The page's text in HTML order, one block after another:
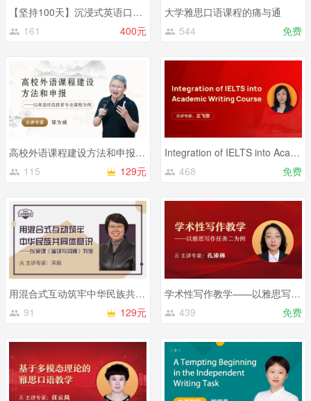
【坚持100天】沉浸式英语口语训练营
161
400元
大学雅思口语课程的痛与通
544
免费
高校外语课程建设方法和申报——以英语师范教育专业课程为例
115
129元
Integration of IELTS into Academic Writing Course
468
免费
用混合式互动筑牢中华民族共同体意识 —— 以慕课《演讲与沟通》为例
91
129元
学术性写作教学——以雅思写作任务二为例
439
免费